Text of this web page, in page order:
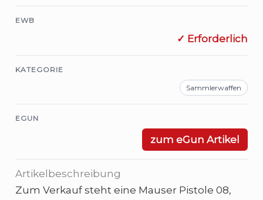
EWB
✓ Erforderlich
KATEGORIE
Sammlerwaffen
EGUN
zum eGun Artikel
Artikelbeschreibung
Zum Verkauf steht eine Mauser Pistole 08,